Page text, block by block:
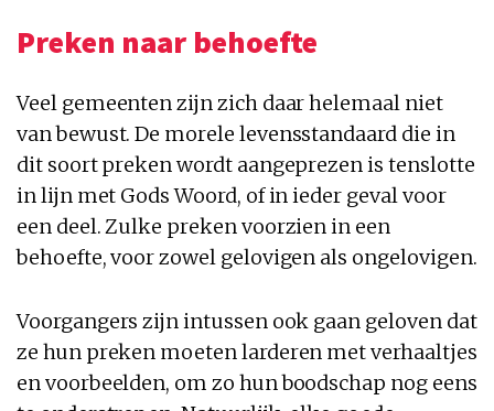
Preken naar behoefte
Veel gemeenten zijn zich daar helemaal niet
van bewust. De morele levensstandaard die in
dit soort preken wordt aangeprezen is tenslotte
in lijn met Gods Woord, of in ieder geval voor
een deel. Zulke preken voorzien in een
behoefte, voor zowel gelovigen als ongelovigen.
Voorgangers zijn intussen ook gaan geloven dat
ze hun preken moeten larderen met verhaaltjes
en voorbeelden, om zo hun boodschap nog eens